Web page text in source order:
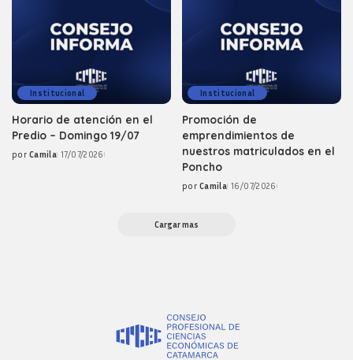
Institucional
Horario de atención en el
Predio – Domingo 19/07
Posted
por Camila 17/07/2026
Institucional
Promoción de
emprendimientos de
nuestros matriculados en el
Poncho
Posted
por Camila 16/07/2026
Cargar mas